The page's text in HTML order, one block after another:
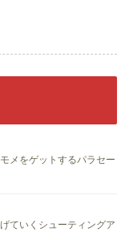
メをゲットするパラセー
ていくシューティングア